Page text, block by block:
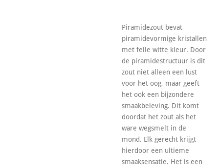
Piramidezout bevat
piramidevormige kristallen
met felle witte kleur. Door
de piramidestructuur is dit
zout niet alleen een lust
voor het oog, maar geeft
het ook een bijzondere
smaakbeleving. Dit komt
doordat het zout als het
ware wegsmelt in de
mond. Elk gerecht krijgt
hierdoor een ultieme
smaaksensatie. Het is een